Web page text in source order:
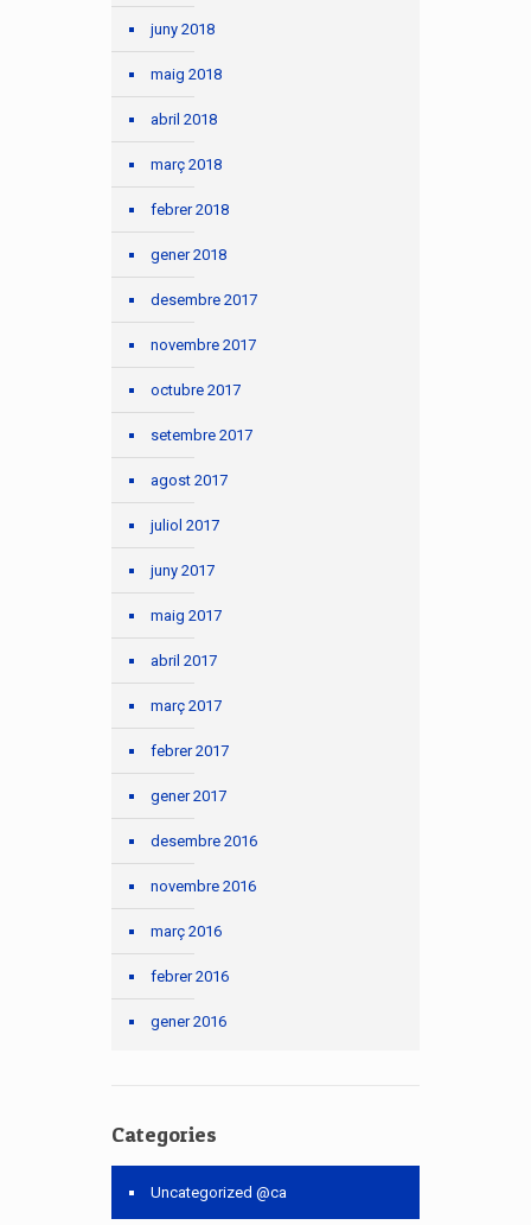
juny 2018
maig 2018
abril 2018
març 2018
febrer 2018
gener 2018
desembre 2017
novembre 2017
octubre 2017
setembre 2017
agost 2017
juliol 2017
juny 2017
maig 2017
abril 2017
març 2017
febrer 2017
gener 2017
desembre 2016
novembre 2016
març 2016
febrer 2016
gener 2016
Categories
Uncategorized @ca